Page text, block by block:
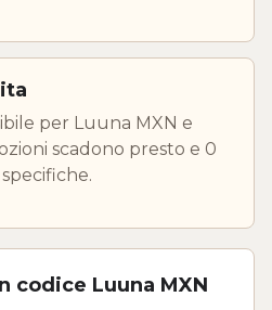
per Luuna MXN e
scadono presto e 0
codice Luuna MXN